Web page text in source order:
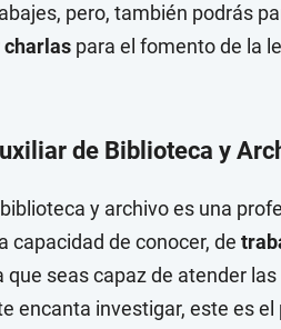
pero, también podrás
charlas para el fomento de la
de Biblioteca y
y archivo es una
capacidad de conocer, de
que seas capaz de atender
encanta investigar, este es